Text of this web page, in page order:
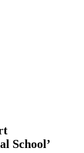
School’